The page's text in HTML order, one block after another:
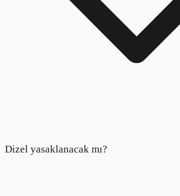
Dizel yasaklanacak mı?